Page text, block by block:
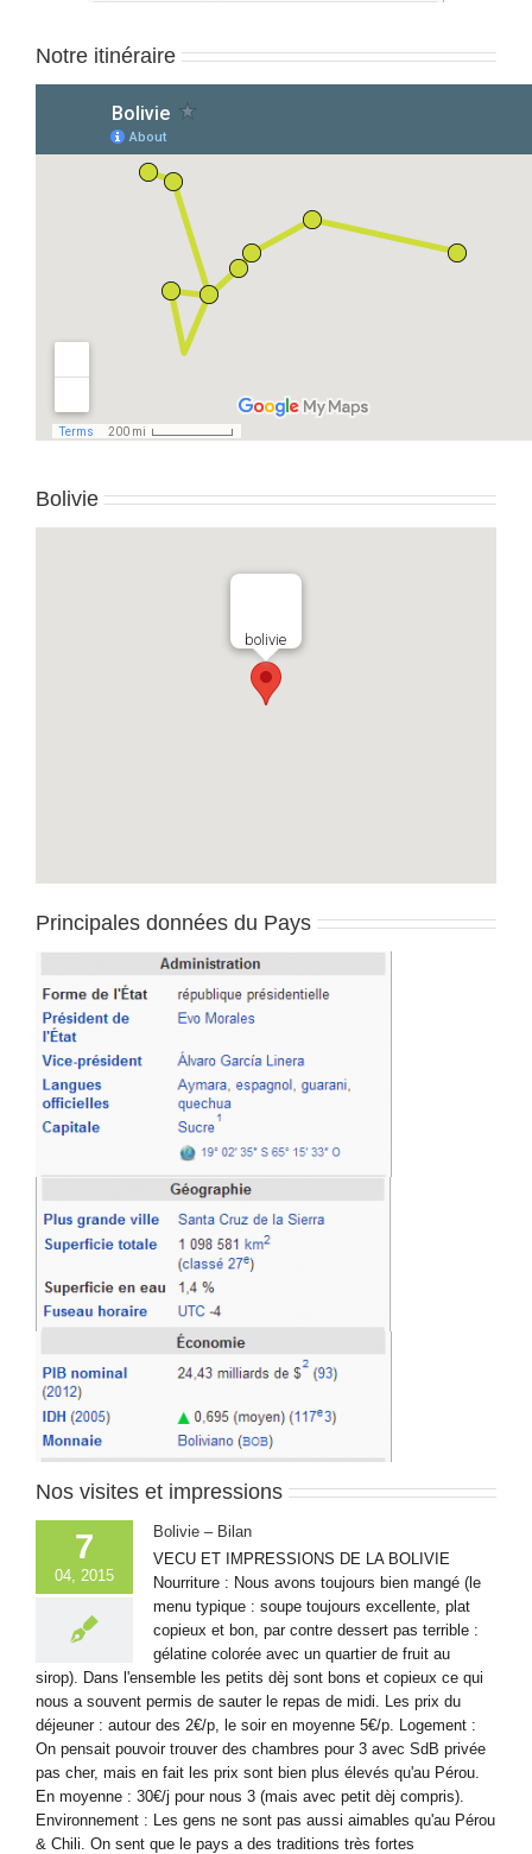
Notre itinéraire
Bolivie
bolivie
Principales données du Pays
Nos visites et impressions
7
04, 2015
Bolivie – Bilan
VECU ET IMPRESSIONS DE LA BOLIVIE
Nourriture : Nous avons toujours bien mangé (le
menu typique : soupe toujours excellente, plat
copieux et bon, par contre dessert pas terrible :
gélatine colorée avec un quartier de fruit au
sirop). Dans l'ensemble les petits dèj sont bons et copieux ce qui
nous a souvent permis de sauter le repas de midi. Les prix du
déjeuner : autour des 2€/p, le soir en moyenne 5€/p. Logement :
On pensait pouvoir trouver des chambres pour 3 avec SdB privée
pas cher, mais en fait les prix sont bien plus élevés qu'au Pérou.
En moyenne : 30€/j pour nous 3 (mais avec petit dèj compris).
Environnement : Les gens ne sont pas aussi aimables qu'au Pérou
& Chili. On sent que le pays a des traditions très fortes